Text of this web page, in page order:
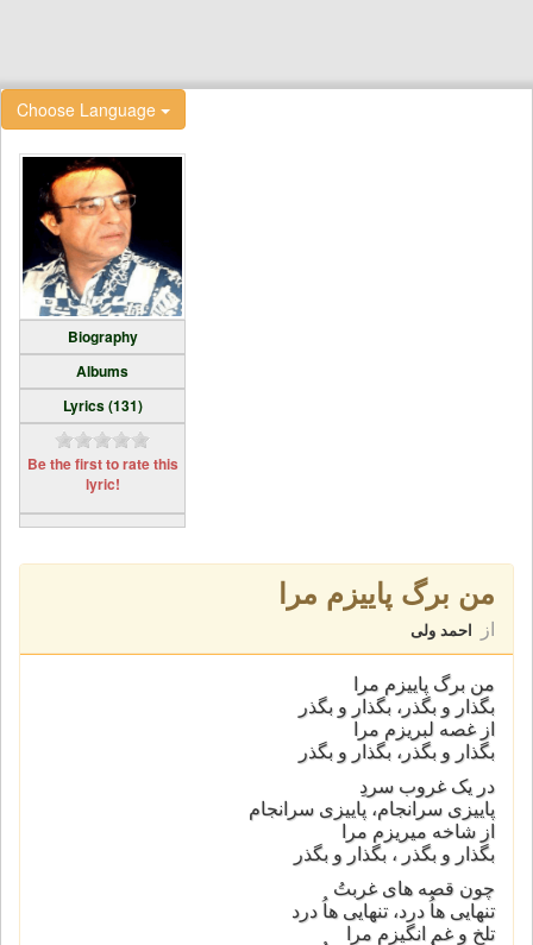
Choose Language
Biography
Albums
Lyrics (131)
Be the first to rate this
lyric!
من برگ پاییزم مرا
از احمد ولی
من برگ پاییزم مرا
بگذار و بگذر، بگذار و بگذر
از غصه لبریزم مرا
بگذار و بگذر، بگذار و بگذر
در یک غروب سردِ
پاییزی سرانجام، پاییزی سرانجام
از شاخه میریزم مرا
بگذار و بگذر ، بگذار و بگذر
چون قصه های غربتُ
تنهایی هاُ درد، تنهایی هاُ درد
تلخ و غم انگیزم مرا